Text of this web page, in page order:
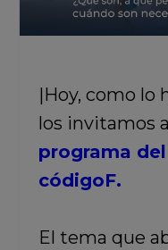
|Hoy, como lo
los invitamos a
programa
códigoF.
El tema que